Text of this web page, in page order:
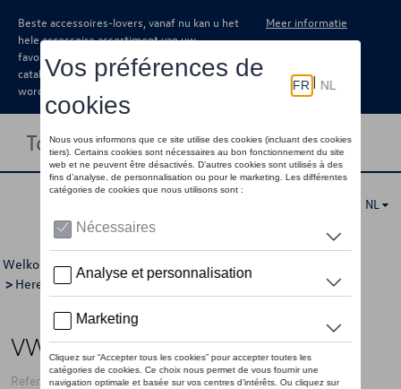
Beste accessoires-lovers, vanaf nu kan u het
hele accessoire assortiment van uw
favoriete merk terugvinden in de online
catalogus. Deze kunnen steeds besteld
worden via uw dealer.
Meer informatie
Toggle navigation
NL
Welkom >Voor u > Kleding
> Heren > Detail
VW t-shirt GTI, zwart - L
Referentie: 3A9084200C 041